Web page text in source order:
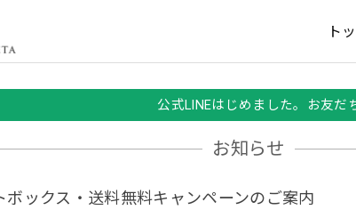
ト
公式LINEはじめました。お友だ
お知らせ
ボックス・送料無料キャンペーンのご案内